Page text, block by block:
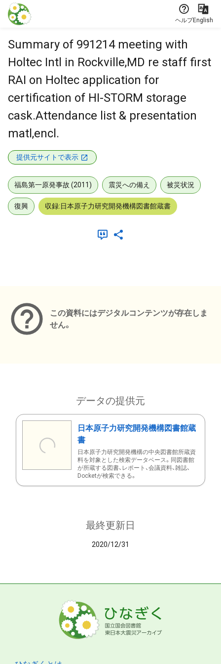
本文に飛ぶ
ヘルプEnglish
Summary of 991214 meeting with
Holtec Intl in Rockville,MD re staff first
RAI on Holtec application for
certification of HI-STORM storage
cask.Attendance list & presentation
matl,encl.
提供元サイトで表示
福島第一原発事故 (2011) 震災への備え 被災状況
復興 収録:日本原子力研究開発機構図書館蔵書
この資料にはデジタルコンテンツが存在しま
せん。
データの提供元
日本原子力研究開発機構図書館蔵
書
日本原子力研究開発機構の中央図書館所蔵資
料を対象とした検索データベース。同図書館
が所蔵する図書、レポート、会議資料、雑誌、
Docketが検索できる。
最終更新日
2020/12/31